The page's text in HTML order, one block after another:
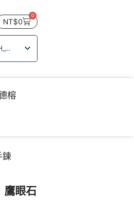
NT$0
0
ZH_TW
榕
鍊
鷹眼石